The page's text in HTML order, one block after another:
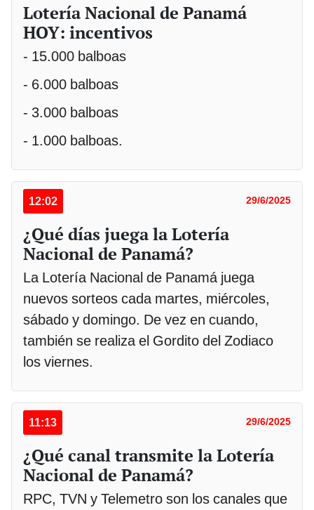
Lotería Nacional de Panamá
HOY: incentivos
- 15.000 balboas
- 6.000 balboas
- 3.000 balboas
- 1.000 balboas.
12:02 29/6/2025
¿Qué días juega la Lotería
Nacional de Panamá?
La Lotería Nacional de Panamá juega
nuevos sorteos cada martes, miércoles,
sábado y domingo. De vez en cuando,
también se realiza el Gordito del Zodiaco
los viernes.
11:13 29/6/2025
¿Qué canal transmite la Lotería
Nacional de Panamá?
RPC, TVN y Telemetro son los canales que